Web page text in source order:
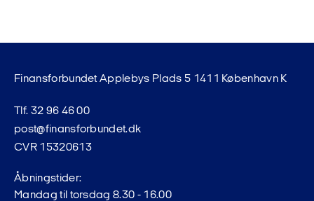
Finansforbundet Applebys Plads 5 1411 København K
Tlf. 32 96 46 00
post@finansforbundet.dk
CVR 15320613
Åbningstider:
Mandag til torsdag 8.30 - 16.00